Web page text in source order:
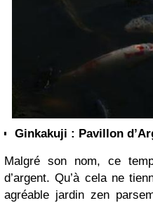
Ginkakuji : Pavillon
Malgré son nom, ce
d’argent. Qu’à cela ne
agréable jardin zen